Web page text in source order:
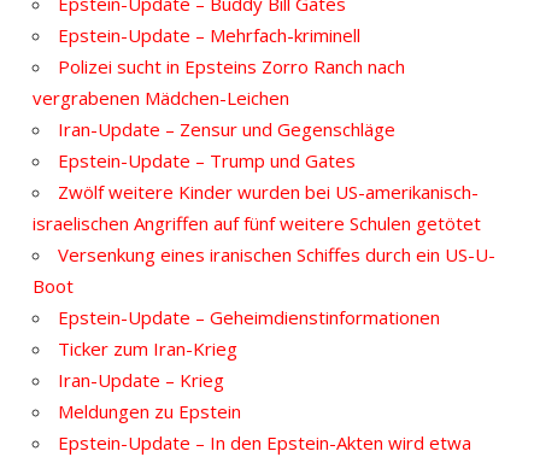
Epstein-Update – Mehrfach-kriminell
Polizei sucht in Epsteins Zorro Ranch nach
vergrabenen Mädchen-Leichen
Iran-Update – Zensur und Gegenschläge
Epstein-Update – Trump und Gates
Zwölf weitere Kinder wurden bei US-amerikanisch-
israelischen Angriffen auf fünf weitere Schulen getötet
Versenkung eines iranischen Schiffes durch ein US-U-
Boot
Epstein-Update – Geheimdienstinformationen
Ticker zum Iran-Krieg
Iran-Update – Krieg
Meldungen zu Epstein
Epstein-Update – In den Epstein-Akten wird etwa